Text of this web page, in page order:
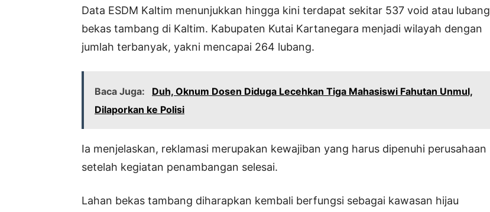
Data ESDM Kaltim menunjukkan hingga kini terdapat sekitar 537 void atau lubang
bekas tambang di Kaltim. Kabupaten Kutai Kartanegara menjadi wilayah dengan
jumlah terbanyak, yakni mencapai 264 lubang.
Baca Juga:
Duh, Oknum Dosen Diduga Lecehkan Tiga Mahasiswi Fahutan Unmul,
Dilaporkan ke Polisi
Ia menjelaskan, reklamasi merupakan kewajiban yang harus dipenuhi perusahaan
setelah kegiatan penambangan selesai.
Lahan bekas tambang diharapkan kembali berfungsi sebagai kawasan hijau